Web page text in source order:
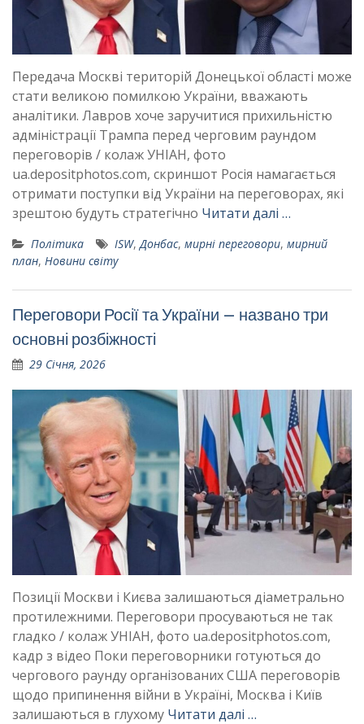
Передача Москві територій Донецької області може
стати великою помилкою України, вважають
аналітики. Лавров хоче заручитися прихильністю
адміністрації Трампа перед черговим раундом
переговорів / колаж УНІАН, фото
ua.depositphotos.com, скриншот Росія намагається
отримати поступки від України на переговорах, які
зрештою будуть стратегічно Читати далі …
Політика ISW, Донбас, мирні переговори, мирний
план, Новини світу
Переговори Росії та України – названо три
основні розбіжності
29 Січня, 2026
Позиції Москви і Києва залишаються діаметрально
протилежними. Переговори просуваються не так
гладко / колаж УНІАН, фото ua.depositphotos.com,
кадр з відео Поки переговорники готуються до
чергового раунду організованих США переговорів
щодо припинення війни в Україні, Москва і Київ
залишаються в глухому Читати далі …